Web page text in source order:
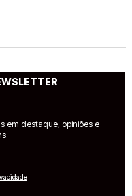
em destaque, opiniões e